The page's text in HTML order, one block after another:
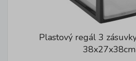
Plastový regál 3
38x27x38cm